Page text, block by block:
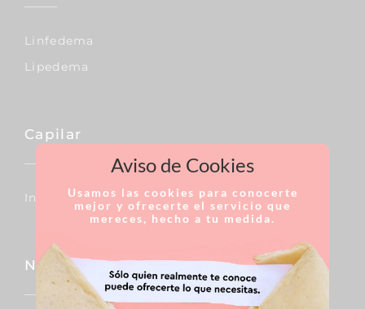
Linfedema
Lipedema
Capilar
Injertos De Pelo
Nariz
Aviso de Cookies
Usamos las cookies para conocerte
mejor y ofrecerte el servicio que
mereces, hecho a tu medida.